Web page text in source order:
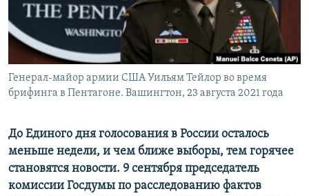
КРЫМ.НЕПОКОРЕННЫЙ
ELIFBE
УКРАИНСКАЯ ПРОБЛЕМА КРЫМА
Все сайты RFE/RL
Генерал-майор армии США Уильям Тейлор во время
брифинга в Пентагоне. Вашингтон, 23 августа 2021 года
До Единого дня голосования в России осталось
меньше недели, и чем ближе выборы, тем горячее
становятся новости. 9 сентября председатель
комиссии Госдумы по расследованию фактов